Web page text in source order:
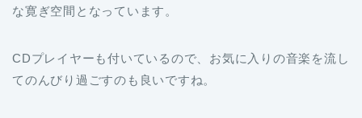
な寛ぎ空間となっています。
CDプレイヤーも付いているので、お気に入りの音楽を流し
てのんびり過ごすのも良いですね。